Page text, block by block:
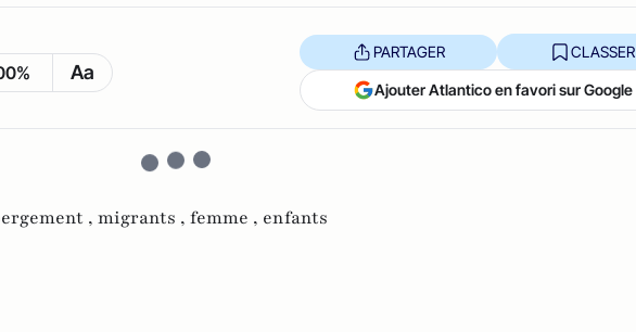
Aa
PARTAGER CLASSER
Ajouter Atlantico en favori sur Google
, migrants , femme , enfants